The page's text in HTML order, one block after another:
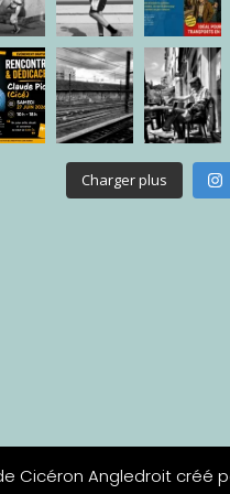
Charger plus
Cicéron Angledroit créé